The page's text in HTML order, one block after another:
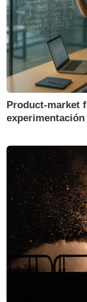
Product-market